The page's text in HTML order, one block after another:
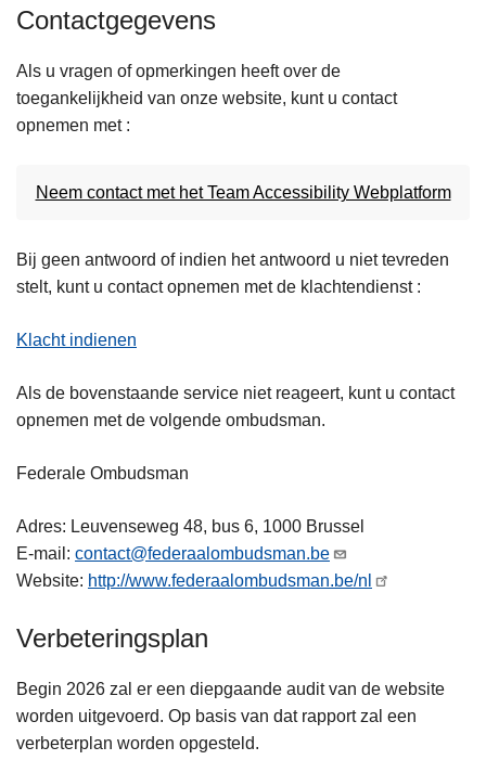
Contactgegevens
Als u vragen of opmerkingen heeft over de
toegankelijkheid van onze website, kunt u contact
opnemen met :
Neem contact met het Team Accessibility Webplatform
Bij geen antwoord of indien het antwoord u niet tevreden
stelt, kunt u contact opnemen met de klachtendienst :
Klacht indienen
Als de bovenstaande service niet reageert, kunt u contact
opnemen met de volgende ombudsman.
Federale Ombudsman
Adres: Leuvenseweg 48, bus 6, 1000 Brussel
E-mail: contact@federaalombudsman.be
Website: http://www.federaalombudsman.be/nl
Verbeteringsplan
Begin 2026 zal er een diepgaande audit van de website
worden uitgevoerd. Op basis van dat rapport zal een
verbeterplan worden opgesteld.